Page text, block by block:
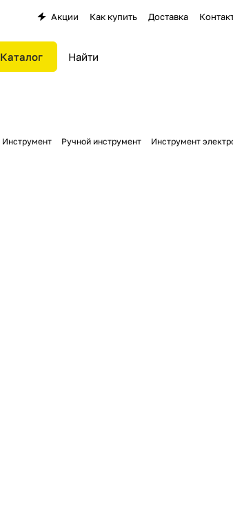
Акции Как купить Доставка
Каталог
Инструмент Ручной инструмент Инструмент